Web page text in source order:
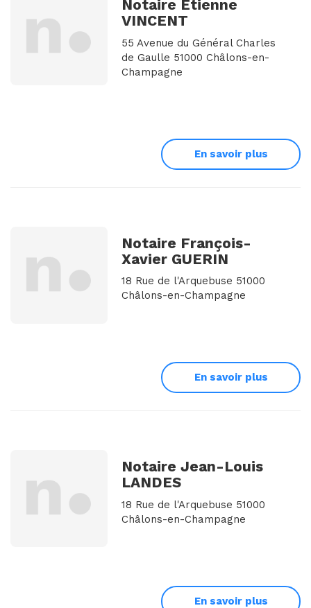
Notaire Etienne
VINCENT
55 Avenue du Général Charles
de Gaulle 51000 Châlons-en-
Champagne
En savoir plus
Notaire François-
Xavier GUERIN
18 Rue de l'Arquebuse 51000
Châlons-en-Champagne
En savoir plus
Notaire Jean-Louis
LANDES
18 Rue de l'Arquebuse 51000
Châlons-en-Champagne
En savoir plus